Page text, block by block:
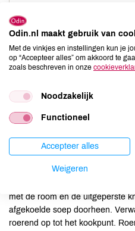
koriander of
Bak de sjalotjes goudbruin in de
knoflook, kerrie en komijn toe.
soep tegen de kook aan en laat
pompoen goed gaar is. Niet
de soep met een staafmixer en
met de room en de uitgeperste
afgekoelde soep doorheen.
roerend op tot het kookpunt.
Odin.nl maakt gebruik van
Met de vinkjes en instellingen kun je
op “Accepteer alles” om akkoord te
zoals beschreven in onze
Noodzakelijk
Functioneel
Accepteer alles
Weigeren